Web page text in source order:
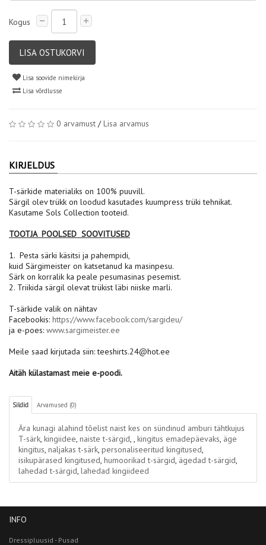
Kogus
LISA OSTUKORVI
Lisa soovide nimekirja
Lisa võrdlusse
0 arvamust /Lisa arvamus
KIRJELDUS
T-särkide materialiks on 100% puuvill.
Särgil olev trükk on loodud kasutades kuumpress trüki tehnikat.
Kasutame Sols Collection tooteid.
TOOTJA POOLSED SOOVITUSED
1. Pesta särki käsitsi ja pahempidi,
kuid Särgimeister on katsetanud ka masinpesu.
Särk on korralik ka peale pesumasinas pesemist.
2. Triikida särgil olevat trükist läbi niiske marli.
T-särkide valik on nähtav
Facebookis: https://www.facebook.com/sargideu/
ja e-poes: www.sargimeister.ee
Meile saad kirjutada siin: teeshirts.24@hot.ee
Aitäh külastamast meie e-poodi.
Sildid Arvamused (0)
Ära kunagi alahind tõelist naist kes on sündinud amburi tähtkujus
T-särk, kingiidee, naiste t-särgid, , kingitus emadepäevaks, äge
kingitus, naljakas t-särk, personaliseeritud kingitused,
isikupärased kingitused, humoorikad t-särgid, ägedad t-särgid,
lahedad t-särgid, lahedad kingiideed
INFO
Dressipluusid - Pusad